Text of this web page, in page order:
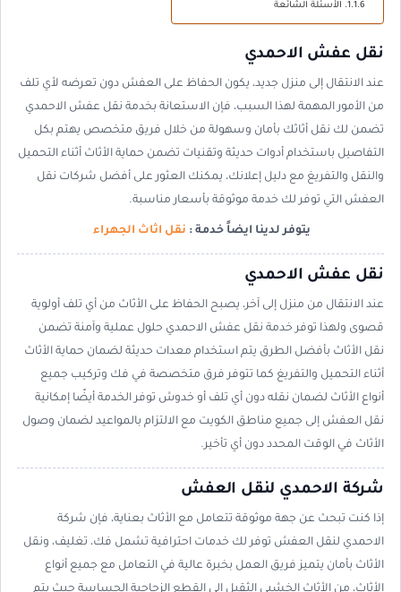
الأسئلة الشائعة
نقل عفش الاحمدي
عند الانتقال إلى منزل جديد، يكون الحفاظ على العفش دون تعرضه لأي تلف
من الأمور المهمة لهذا السبب، فإن الاستعانة بخدمة نقل عفش الاحمدي
تضمن لك نقل أثاثك بأمان وسهولة من خلال فريق متخصص يهتم بكل
التفاصيل باستخدام أدوات حديثة وتقنيات تضمن حماية الأثاث أثناء التحميل
والنقل والتفريغ مع دليل إعلانك، يمكنك العثور على أفضل شركات نقل
العفش التي توفر لك خدمة موثوقة بأسعار مناسبة.
يتوفر لدينا ايضاً خدمة : نقل اثاث الجهراء
نقل عفش الاحمدي
عند الانتقال من منزل إلى آخر، يصبح الحفاظ على الأثاث من أي تلف أولوية
قصوى ولهذا توفر خدمة نقل عفش الاحمدي حلول عملية وآمنة تضمن
نقل الأثاث بأفضل الطرق يتم استخدام معدات حديثة لضمان حماية الأثاث
أثناء التحميل والتفريغ كما تتوفر فرق متخصصة في فك وتركيب جميع
أنواع الأثاث لضمان نقله دون أي تلف أو خدوش توفر الخدمة أيضًا إمكانية
نقل العفش إلى جميع مناطق الكويت مع الالتزام بالمواعيد لضمان وصول
الأثاث في الوقت المحدد دون أي تأخير.
شركة الاحمدي لنقل العفش
إذا كنت تبحث عن جهة موثوقة تتعامل مع الأثاث بعناية، فإن شركة
الاحمدي لنقل العفش توفر لك خدمات احترافية تشمل فك، تغليف، ونقل
الأثاث بأمان يتميز فريق العمل بخبرة عالية في التعامل مع جميع أنواع
الأثاث، من الأثاث الخشبي الثقيل إلى القطع الزجاجية الحساسة حيث يتم